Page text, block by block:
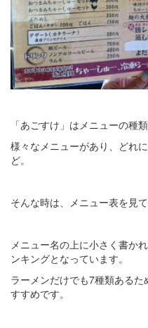
「あごすけ」はメニューの種
様々なメニューがあり、どれ
ど。
そんな時は、メニュー表を見て
メニュー名の上に小さく書か
ンキングとなっています。
ラーメンだけでも7種類ある
すすめです。